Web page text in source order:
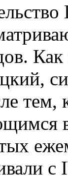
тем,
с